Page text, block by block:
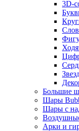
3D-
Большие
Шары
Шары с
Арки и